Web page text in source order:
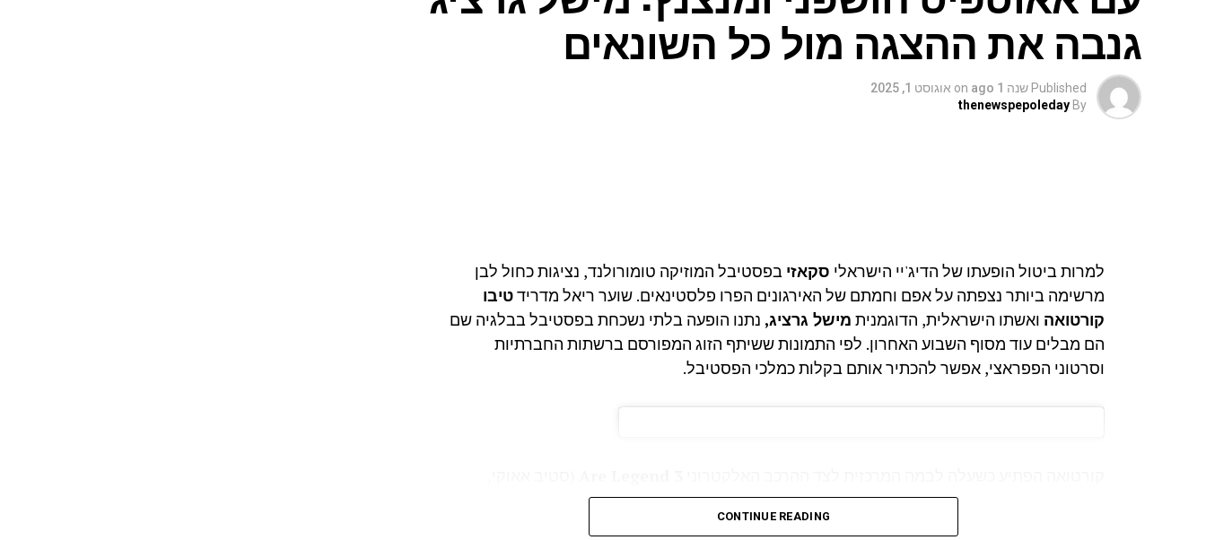
גנבה את ההצגה מול כל השונאים
Published שנה 1 ago on אוגוסט 1, 2025
By
thenewspepoleday
למרות ביטול הופעתו של הדיג'יי הישראלי סקאזי בפסטיבל המוזיקה טומורולנד, נציגות כחול לבן
מרשימה ביותר נצפתה על אפם וחמתם של האירגונים הפרו פלסטינאים. שוער ריאל מדרידטיבו
קורטואה ואשתו הישראלית, הדוגמנית מישל גרציג, נתנו הופעה בלתי נשכחת בפסטיבל בבלגיה שם
הם מבלים עוד מסוף השבוע האחרון. לפי התמונות ששיתף הזוג המפורסם ברשתות החברתיות
וסרטוני הפפראצי, אפשר להכתיר אותם בקלות כמלכי הפסטיבל.
דימיטרי וגאס ולייק מייק), ופיזר עוגות לקהל כמו כוכב טכנו לכל דבר. מי שגנבה את ההצגה מהצד,
תרתי משמע, הייתה השגרירה הישראלית שלנו שלבשה אאוטפיט חושפני ומנצנץ בגווני שחור, חיתוכים
CONTINUE READING